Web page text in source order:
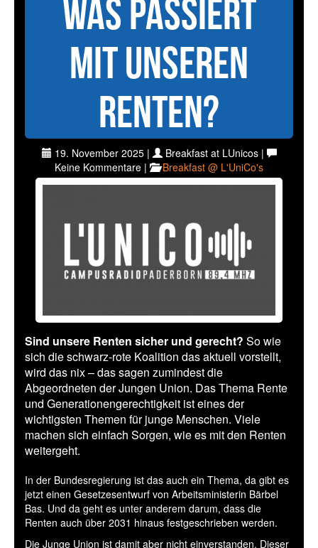
Was passiert
mit unseren
Renten?
19. November 2025 |
Breakfast at LUnicos |
Keine Kommentare |
Breakfast @ L'UniCo's
Sind unsere Renten sicher und gerecht? So wie
sich die schwarz-rote Koalition das aktuell vorstellt,
wird das nix – das sagen zumindest die
Abgeordneten der Jungen Union. Das Thema Rente
und Generationengerechtigkeit ist eines der
wichtigsten Themen für junge Menschen. Viele
machen sich einfach Sorgen, wie es mit den Renten
weitergeht.
In der Bundesregierung ist das auch ein Thema, da gibt es
jetzt einen Gesetzesentwurf von Arbeitsministerin Bärbel
Bas. Und da geht es unter anderem darum, dass die
Renten auch über 2031 hinaus festgeschrieben werden.
Die Junge Union ist damit aber nicht einverstanden. Dieser